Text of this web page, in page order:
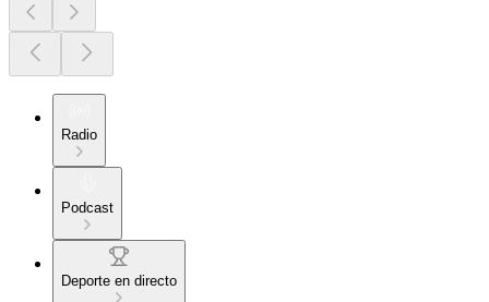
Radio
Podcast
Deporte en directo